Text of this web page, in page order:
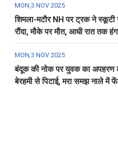
MON,3 NOV 2025
शिमला-मटौर NH पर ट्रक ने स्कूटी
रौंदा, मौके पर मौत, आधी रात तक
MON,3 NOV 2025
बंदूक की नोक पर युवक का अपहरण
बेरहमी से पिटाई, मरा समझ नाले में